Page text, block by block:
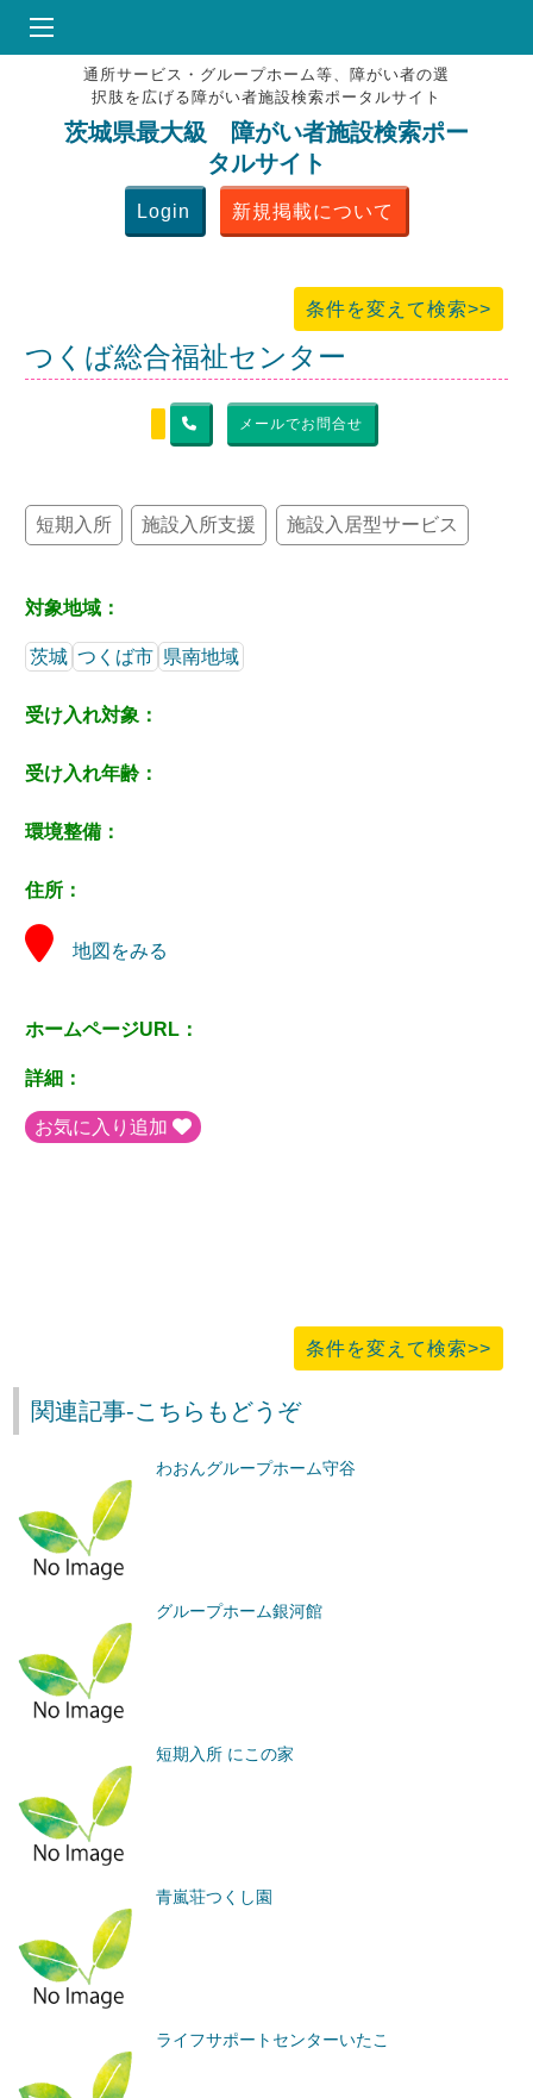
HOME
♥お気にりブックマーク
掲載会員MENU
よくある質問
通所サービス・グループホーム等、障がい者の選
択肢を広げる障がい者施設検索ポータルサイト
茨城県最大級 障がい者施設検索ポー
タルサイト
Login 新規掲載について
条件を変えて検索>>
つくば総合福祉センター
メールでお問合せ
短期入所 施設入所支援 施設入居型サービス
対象地域：
茨城 つくば市 県南地域
受け入れ対象：
受け入れ年齢：
環境整備：
住所：
地図をみる
ホームページURL：
詳細：
お気に入り追加
条件を変えて検索>>
関連記事-こちらもどうぞ
わおんグループホーム守谷
グループホーム銀河館
短期入所 にこの家
青嵐荘つくし園
ライフサポートセンターいたこ